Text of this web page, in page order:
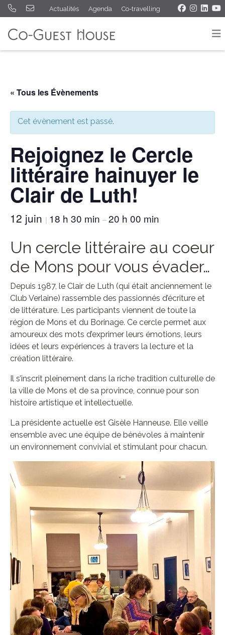
Actualités Agenda Co-travelling
« Tous les Évènements
Cet évènement est passé.
Rejoignez le Cercle
littéraire hainuyer le
Clair de Luth!
12 juin | 18 h 30 min –20 h 00 min
Un cercle littéraire au coeur
de Mons pour vous évader…
Depuis 1987, le Clair de Luth (qui était anciennement le
Club Verlaine) rassemble des passionnés d’écriture et
de littérature. Les participants viennent de toute la
région de Mons et du Borinage. Ce cercle permet aux
amoureux des mots d’exprimer leurs émotions, leurs
idées et leurs expériences à travers la lecture et la
création littéraire.
Il s’inscrit pleinement dans la riche tradition culturelle de
la ville de Mons et de sa province, connue pour son
histoire artistique et intellectuelle.
La présidente actuelle est Gisèle Hanneuse. Elle veille
ensemble avec une équipe de bénévoles à maintenir
un environnement convivial et stimulant pour chacun.